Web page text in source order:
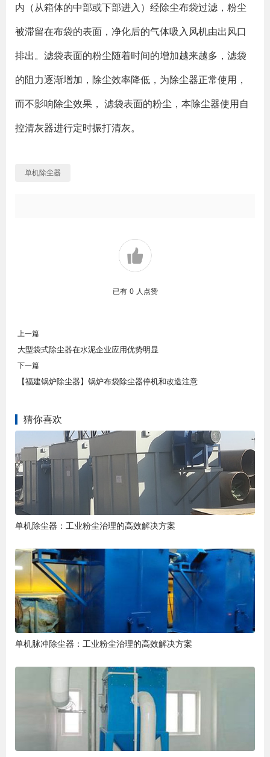
内（从箱体的中部或下部进入）经除尘布袋过滤，粉尘
被滞留在布袋的表面，净化后的气体吸入风机由出风口
排出。滤袋表面的粉尘随着时间的增加越来越多，滤袋
的阻力逐渐增加，除尘效率降低，为除尘器正常使用，
而不影响除尘效果， 滤袋表面的粉尘，本除尘器使用自
控清灰器进行定时振打清灰。
单机除尘器
已有 0 人点赞
上一篇
大型袋式除尘器在水泥企业应用优势明显
下一篇
【福建锅炉除尘器】锅炉布袋除尘器停机和改造注意
猜你喜欢
单机除尘器：工业粉尘治理的高效解决方案
单机脉冲除尘器：工业粉尘治理的高效解决方案